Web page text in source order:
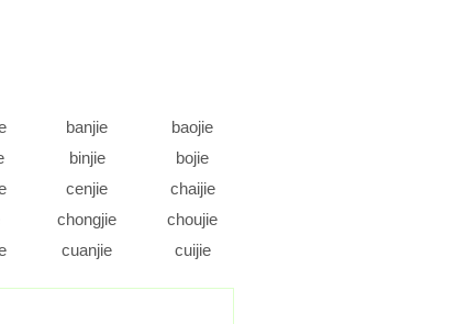
banjie
baojie
binjie
bojie
cenjie
chaijie
chongjie
choujie
cuanjie
cuijie